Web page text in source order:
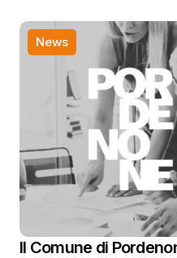
News
Il Comune di